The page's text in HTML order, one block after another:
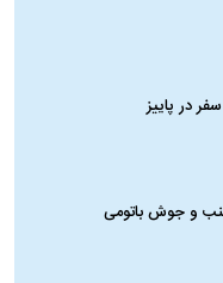
در پاییز
و جوش باتومی